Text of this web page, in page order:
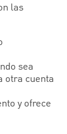
las
sea
otra cuenta
y ofrece